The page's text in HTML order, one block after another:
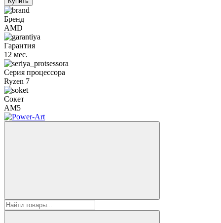
Бренд
AMD
Гарантия
12 мес.
Серия процессора
Ryzen 7
Сокет
AM5